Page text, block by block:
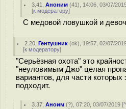
3.41 ,Аноним (41), 14:06, 03/07/
[к модератору]
С медовой ловушкой и
2.20 ,Гентушник (ok), 19:57, 02/07/
[к модератору]
"Серьёзная охота" это
"неуловимым Джо" целая
вариантов, для части которых
подходит.
3.37 ,Аноим (?), 07:20, 03/07/2019 [^